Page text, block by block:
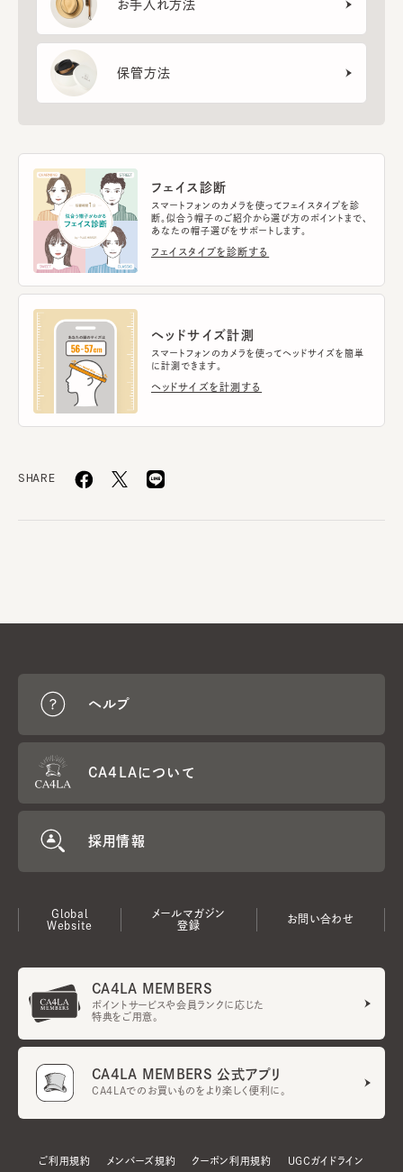
お手入れ方法
保管方法
フェイス診断
スマートフォンのカメラを使ってフェイスタイプを診
断。似合う帽子のご紹介から選び方のポイントまで、
あなたの帽子選びをサポートします。
フェイスタイプを診断する
ヘッドサイズ計測
スマートフォンのカメラを使ってヘッドサイズを簡単
に計測できます。
ヘッドサイズを計測する
SHARE
ヘルプ
CA4LAについて
採用情報
Global
Website
メールマガジン
登録
お問い合わせ
CA4LA MEMBERS
ポイントサービスや会員ランクに応じた
特典をご用意。
CA4LA MEMBERS 公式アプリ
CA4LAでのお買いものをより楽しく便利に。
ご利用規約 メンバーズ規約 クーポン利用規約 UGCガイドライン